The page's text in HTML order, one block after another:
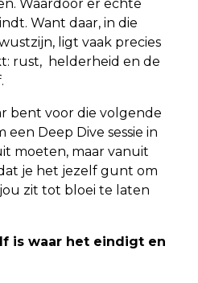
Waardoor er echte
Want daar, in die
ligt vaak precies
rust, helderheid en de
bent voor die volgende
een Deep Dive sessie in
moeten, maar vanuit
je het jezelf gunt om
zit tot bloei te laten
is waar het eindigt en